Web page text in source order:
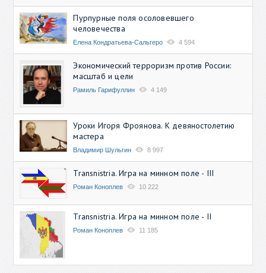
Пурпурные поля осоловевшего
человечества
Елена Кондратьева-Сальгеро 4 594
Экономический терроризм против России:
масштаб и цели
Рамиль Гарифуллин 4 149
Уроки Игоря Фроянова. К девяностолетию
мастера
Владимир Шульгин 8 997
Transnistria. Игра на минном поле - III
Роман Коноплев 10 222
Transnistria. Игра на минном поле - II
Роман Коноплев 11 185